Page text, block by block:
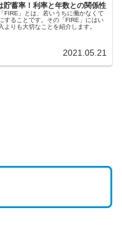
貯蓄率！利率と年数との関係性
FIRE」とは、若いうちに働かなくて
することです。その「FIRE」にはい
よりも大切なことを紹介します。
2021.05.21